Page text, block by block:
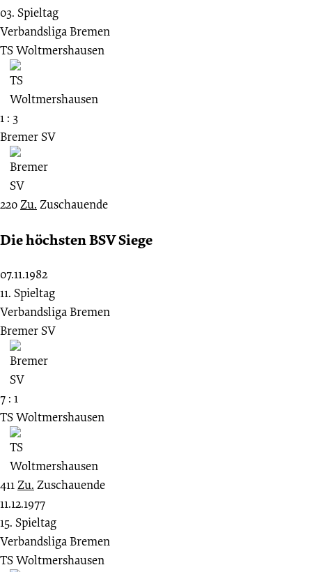
03. Spieltag
Verbandsliga Bremen
TS Woltmershausen
1 : 3
Bremer SV
220Zu. Zuschauende
Die höchsten BSV Siege
07.11.1982
11. Spieltag
Verbandsliga Bremen
Bremer SV
7 : 1
TS Woltmershausen
411Zu. Zuschauende
11.12.1977
15. Spieltag
Verbandsliga Bremen
TS Woltmershausen